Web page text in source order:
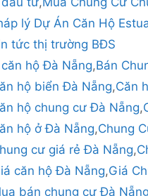
lý Dự Án Căn Hộ
tức thị trường BĐS
hộ Đà Nẵng,Bán
hộ biển Đà Nẵng,Căn
hộ chung cư Đà Nẵng,
hộ ở Đà Nẵng,Chung
cư giá rẻ Đà Nẵng,
căn hộ Đà Nẵng,Giá
bán chung cư Đà Nẵng